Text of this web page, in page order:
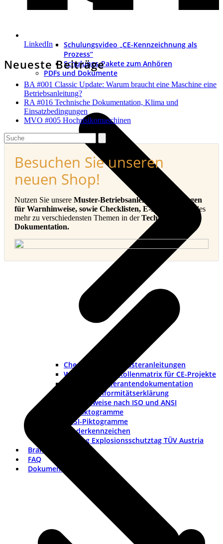
Schulungsvideo „CE-Kennzeichnung als
Prozess“
Schulungs-Pakete zum Anhören
PDFs und Dokumente
Checklisten und Musteranleitungen
Werkzeuge und Rollenmatrix für CE-Projekte
Checkliste Lieferantendokumentation
Muster-Konformitätserklärung
Warnhinweise nach ISO und ANSI
ISO-Piktogramme
ANSI-Piktogramme
Länderkennzeichen
Vortrag Explosionsschutztag TÜV Austria
Branchen
FAQ
Dokumentation
LinkedIn
Neueste Beiträge
BA #001 Classic Update: Warum braucht eine Maschine eine
Betriebsanleitung?
RA #016 Technische Dokumentation, Klima und
Einsatzbedingungen
MVO #005 Hochrisikomaschinen
Search
Besuchen Sie unseren
neuen Shop!
Nutzen Sie unsere Muster-Betriebsanleitungen, Vorlagen
für Warnhinweise, sowie Checklisten, E-Books
und vieles
mehr zu verschiedensten Themen in derTechnischen
Dokumentation.